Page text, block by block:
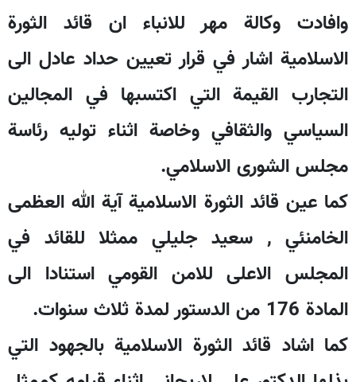
وافادت وكالة مهر للانباء ان قائد الثورة
الاسلامية اشار في قرار تعيين حداد عادل الى
التجارب القيمة التي اكتسبها في المجالين
السياسي والثقافي وخاصة اثناء توليه رئاسة
مجلس الشورى الاسلامي.
كما عين قائد الثورة الاسلامية آية الله العظمى
الخامنئي , سعيد جليلي ممثلا للقائد في
المجلس الاعلى للامن القومي استنادا الى
المادة 176 من الدستور لمدة ثلاث سنوات.
كما اشاد قائد الثورة الاسلامية بالجهود التي